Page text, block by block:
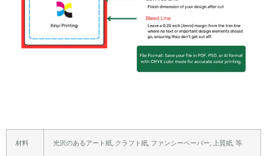
材料 光沢のあるアート紙, クラフト紙, ファンシーペーパー, 上質紙, 等.